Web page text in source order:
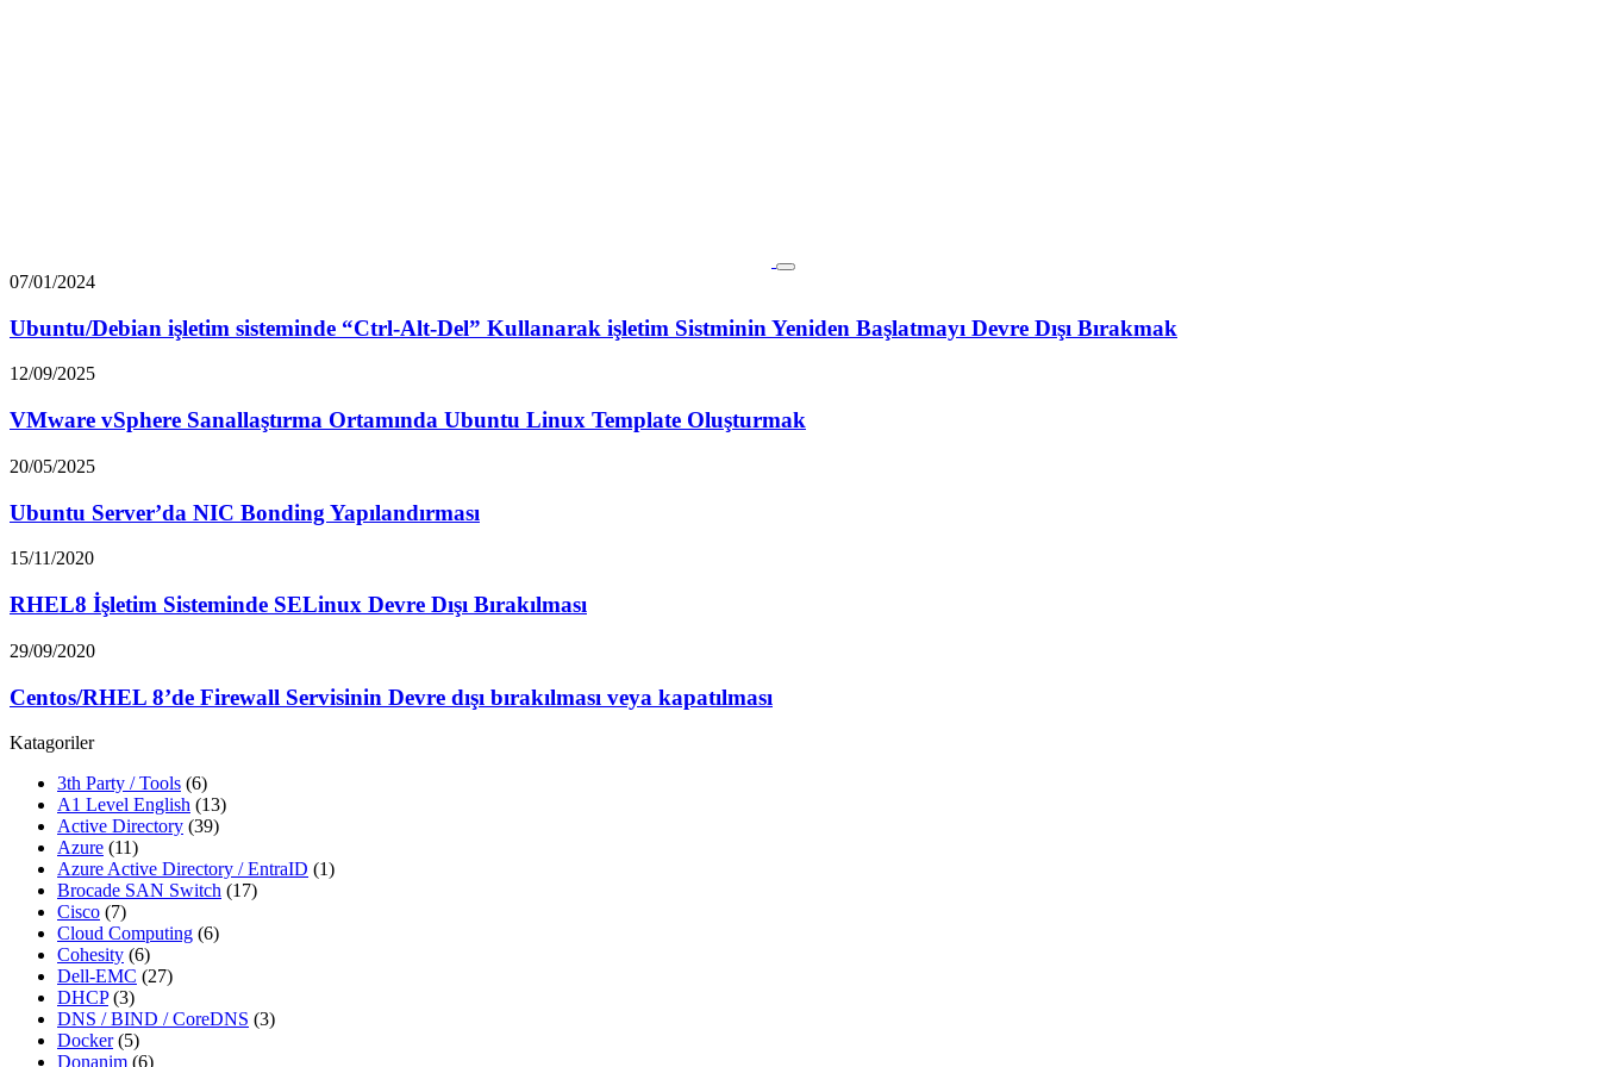
07/01/2024
Ubuntu/Debian işletim sisteminde “Ctrl-Alt-Del” Kullanarak işletim Sistminin Yeniden Başlatmayı Devre Dışı Bırakmak
12/09/2025
VMware vSphere Sanallaştırma Ortamında Ubuntu Linux Template Oluşturmak
20/05/2025
Ubuntu Server’da NIC Bonding Yapılandırması
15/11/2020
RHEL8 İşletim Sisteminde SELinux Devre Dışı Bırakılması
29/09/2020
Centos/RHEL 8’de Firewall Servisinin Devre dışı bırakılması veya kapatılması
Katagoriler
3th Party / Tools (6)
A1 Level English (13)
Active Directory (39)
Azure (11)
Azure Active Directory / EntraID (1)
Brocade SAN Switch (17)
Cisco (7)
Cloud Computing (6)
Cohesity (6)
Dell-EMC (27)
DHCP(3)
DNS / BIND / CoreDNS (3)
Docker(5)
Donanim (6)